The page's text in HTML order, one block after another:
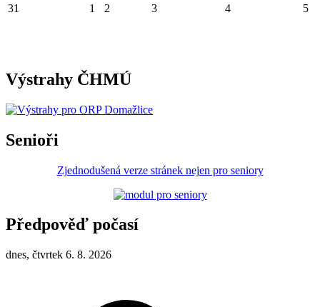
31 1 2 3 4 5
Výstrahy ČHMÚ
Senioři
Zjednodušená verze stránek nejen pro seniory
Předpověď počasí
dnes, čtvrtek 6. 8. 2026